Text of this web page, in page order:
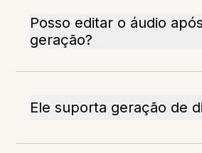
Posso editar o áudio
geração?
Ele suporta geração de